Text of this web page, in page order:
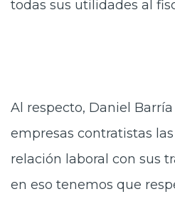
todas sus utilidades al
Al respecto, Daniel
empresas contratistas
relación laboral con sus
en eso tenemos que